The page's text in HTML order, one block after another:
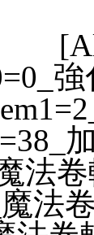
法
法